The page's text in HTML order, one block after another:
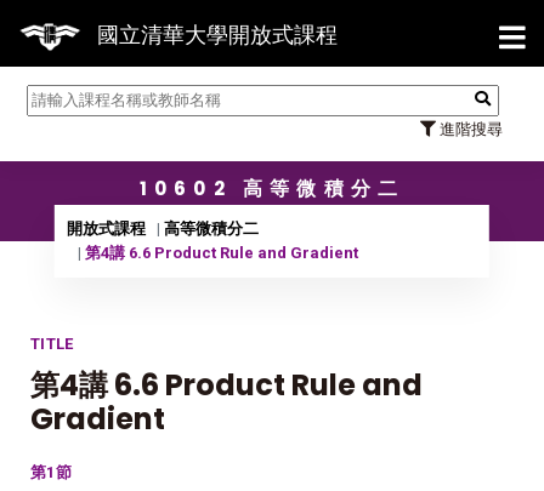
國立清華大學開放式課程
進階搜尋
【
10602 高等微積分二
開放式課程
高等微積分二
第4講 6.6 Product Rule and Gradient
TITLE
第4講 6.6 Product Rule and
Gradient
第1節